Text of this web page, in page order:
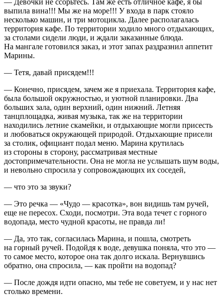
выпила вина!!! Мы же на море!!! У входа в парк стояло
несколько машин, и три мотоцикла. Далее располагалась
территория кафе. По территории ходило много отдыхающих,
за столами сидели люди, и ждали заказанные блюда.
На мангале готовился заказ, и этот запах раздразнил аппетит
Марины.
— Тетя, давай присядем!!!
— Конечно, присядем, зачем же я приехала. Территория кафе,
была большой окружностью, и уютной планировки. Два
больших зала, один верхний, один нижний. Летняя
танцплощадка, живая музыка, так же на территории
находились летние скамейки, и отдыхающие могли присесть
и любоваться окружающей природой. Отдыхающие присели
за столик, официант подал меню. Марина крутилась
из стороны в сторону, рассматривая местные
достопримечательности. Она не могла не услышать шум воды,
и невольно спросила у сопровождающих их соседей,
— что это за звуки?
— Это речка — «Чудо — красотка», вон видишь там ручей,
еще не пересох. Сходи, посмотри. Эта вода течет с горного
водопада, место чудной красоты, не правда ли!
— Да, это так, согласилась Марина, и пошла, смотреть
на горный ручей. Подойдя к воде, девушка поняла, что это —
то самое место, которое она так долго искала. Вернувшись
обратно, она спросила, — как пройти на водопад?
— После дождя идти опасно, мы тебе не советуем, и у нас нет
столько времени.